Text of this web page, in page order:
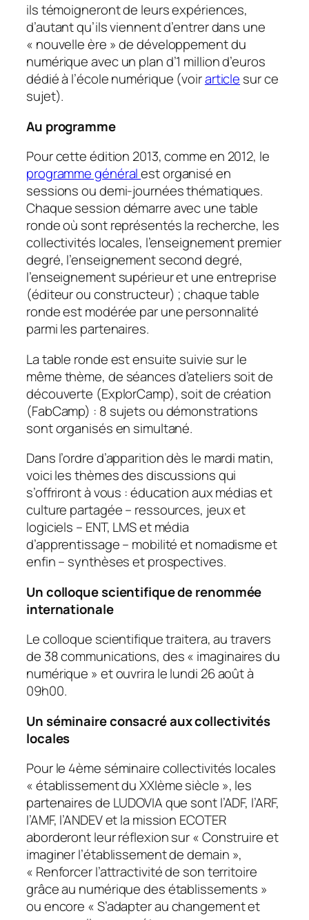
ils témoigneront de leurs expériences,
d’autant qu’ils viennent d’entrer dans une
« nouvelle ère » de développement du
numérique avec un plan d’1 million d’euros
dédié à l’école numérique (voirarticle sur ce
sujet).
Au programme
Pour cette édition 2013, comme en 2012, le
programme généralest organisé en
sessions ou demi-journées thématiques.
Chaque session démarre avec une table
ronde où sont représentés la recherche, les
collectivités locales, l’enseignement premier
degré, l’enseignement second degré,
l’enseignement supérieur et une entreprise
(éditeur ou constructeur) ; chaque table
ronde est modérée par une personnalité
parmi les partenaires.
La table ronde est ensuite suivie sur le
même thème, de séances d’ateliers soit de
découverte (ExplorCamp), soit de création
(FabCamp) : 8 sujets ou démonstrations
sont organisés en simultané.
Dans l’ordre d’apparition dès le mardi matin,
voici les thèmes des discussions qui
s’offriront à vous : éducation aux médias et
culture partagée – ressources, jeux et
logiciels – ENT, LMS et média
d’apprentissage – mobilité et nomadisme et
enfin – synthèses et prospectives.
Un colloque scientifique de renommée
internationale
Le colloque scientifique traitera, au travers
de 38 communications, des « imaginaires du
numérique » et ouvrira le lundi 26 août à
09h00.
Un séminaire consacré aux collectivités
locales
Pour le 4ème séminaire collectivités locales
« établissement du XXIème siècle », les
partenaires de LUDOVIA que sont l’ADF, l’ARF,
l’AMF, l’ANDEV et la mission ECOTER
aborderont leur réflexion sur «Construire et
imaginer l’établissement de demain »,
« Renforcer l’attractivité de son territoire
grâce au numérique des établissements »
ou encore «S’adapter au changement et